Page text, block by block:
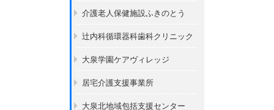
介護老人保健施設ふきのとう
辻内科循環器科歯科クリニック
大泉学園ケアヴィレッジ
居宅介護支援事業所
大泉北地域包括支援センター